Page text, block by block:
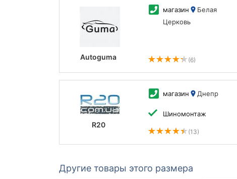
Autoguma
магазин
Белая
Церковь
(6)
R20
магазин Днепр
Шиномонтаж
(13)
Другие товары этого размера